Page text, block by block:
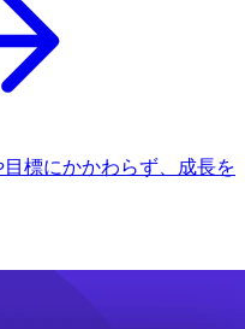
標にかかわらず、成長を